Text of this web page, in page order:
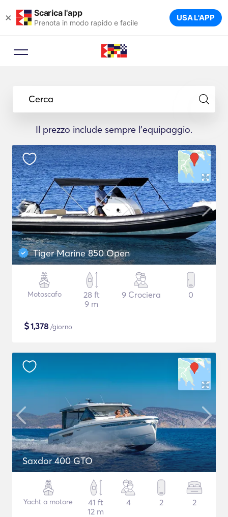
× Scarica l'app
Prenota in modo rapido e facile USA L'APP
Cerca
Il prezzo include sempre l'equipaggio.
Tiger Marine 850 Open
Motoscafo
28 ft
9 m
9 Crociera 0
$1,378 /giorno
Saxdor 400 GTO
Yacht a motore
41 ft
12 m
4 2 2